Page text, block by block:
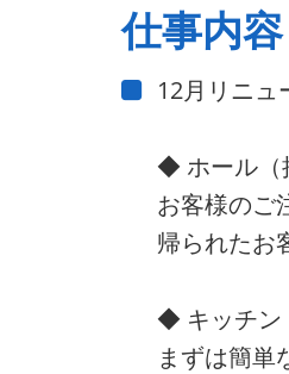
仕事内容
12月リニュ
◆ ホール（
お客様のご
帰られたお
◆ キッチン
まずは簡単